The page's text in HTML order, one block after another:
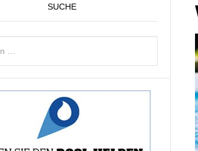
SUCHE